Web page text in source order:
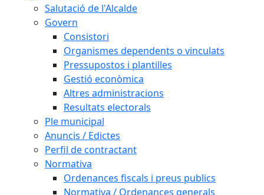
Salutació de l'Alcalde
Govern
Consistori
Organismes dependents o vinculats
Pressupostos i plantilles
Gestió econòmica
Altres administracions
Resultats electorals
Ple municipal
Anuncis / Edictes
Perfil de contractant
Normativa
Ordenances fiscals i preus publics
Normativa / Ordenances generals